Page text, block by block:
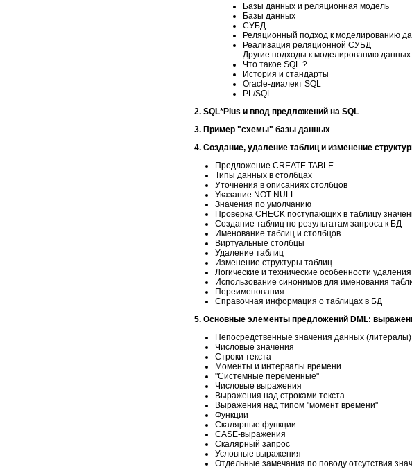
Базы данных и реляционная модель
Базы данных
СУБД
Реляционный подход к моделированию
Реализация реляционной СУБД
Другие подходы к моделированию
Что такое SQL ?
История и стандарты
Oracle-диалект SQL
PL/SQL
2. SQL*Plus и ввод предложений на SQL
3. Пример "схемы" базы данных
4. Создание, удаление таблиц и изменение
Предложение CREATE TABLE
Типы данных в столбцах
Уточнения в описаниях столбцов
Указание NOT NULL
Значения по умолчанию
Проверка CHECK поступающих в таблицу
Создание таблиц по результатам запроса к БД
Именование таблиц и столбцов
Виртуальные столбцы
Удаление таблиц
Изменение структуры таблиц
Логические и технические особенности
Использование синонимов для именования
Переименования
Справочная информация о таблицах в БД
5. Основные элементы предложений DML:
Непосредственные значения данных (литералы)
Числовые значения
Строки текста
Моменты и интервалы времени
"Системные переменные"
Числовые выражения
Выражения над строками текста
Выражения над типом "момент времени"
Функции
Скалярные функции
CASE-выражения
Скалярный запрос
Условные выражения
Отдельные замечания по поводу отсутствия